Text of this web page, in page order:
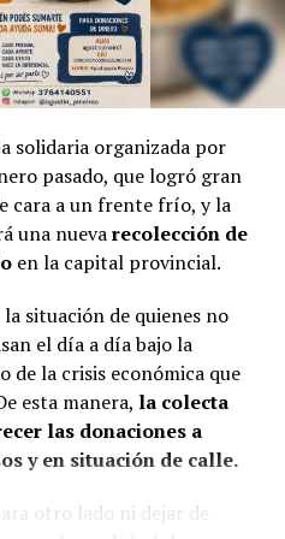
que el arte suele ser
populares de
Vírgenes, como también
que se mezclan con las
durante enero. “A
del Litoral”, define.
incluyó alCurupí, el
que tiene un pene
un hecho que significó
Mario del Tránsito
donde se hacía e festival
muy importantes”, apunta
que siempre fue el
laboral a los
solidaria organizada por
pasado, que logró gran
cara a un frente frío, y la
una nuevarecolección de
en la capital provincial.
situación de quienes no
el día a día bajo la
de la crisis económica que
esta manera, la colecta
las donaciones a
y en situación de calle.
otro lado ni dejar de